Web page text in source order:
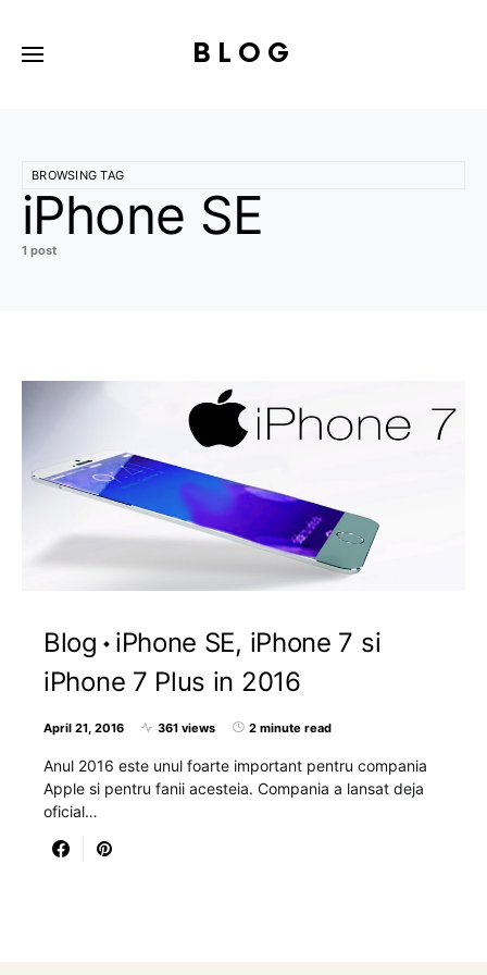
BLOG
BROWSING TAG
iPhone SE
1 post
Blog
iPhone SE, iPhone 7 si
iPhone 7 Plus in 2016
April 21, 2016 361 views 2 minute read
Anul 2016 este unul foarte important pentru compania
Apple si pentru fanii acesteia. Compania a lansat deja
oficial…